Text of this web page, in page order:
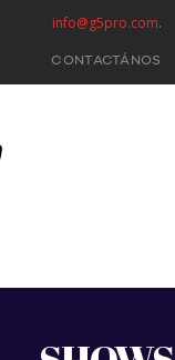
info@g5pro.com.
CONTACTÁNOS